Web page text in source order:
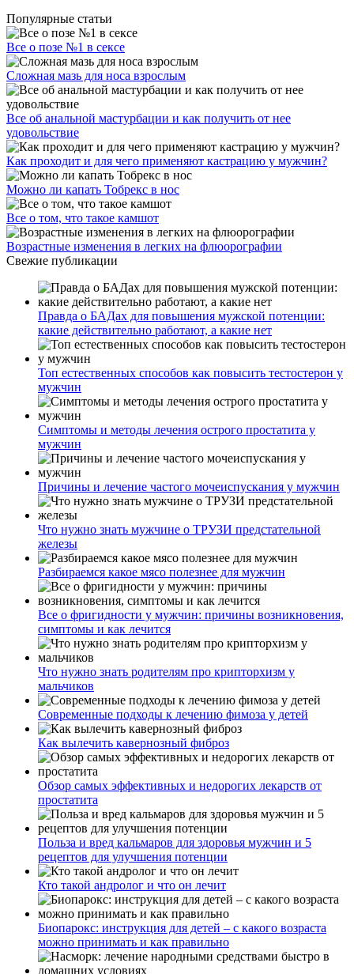
Популярные статьи
Все о позе №1 в сексе
Сложная мазь для носа взрослым
Все об анальной мастурбации и как получить от нее
удовольствие
Как проходит и для чего применяют кастрацию у мужчин?
Можно ли капать Тобрекс в нос
Все о том, что такое камшот
Возрастные изменения в легких на флюорографии
Свежие публикации
Правда о БАДах для повышения мужской потенции:
какие действительно работают, а какие нет
Топ естественных способов как повысить тестостерон у
мужчин
Симптомы и методы лечения острого простатита у
мужчин
Причины и лечение частого мочеиспускания у мужчин
Что нужно знать мужчине о ТРУЗИ предстательной
железы
Разбираемся какое мясо полезнее для мужчин
Все о фригидности у мужчин: причины возникновения,
симптомы и как лечится
Что нужно знать родителям про крипторхизм у
мальчиков
Современные подходы к лечению фимоза у детей
Как вылечить кавернозный фиброз
Обзор самых эффективных и недорогих лекарств от
простатита
Польза и вред кальмаров для здоровья мужчин и 5
рецептов для улучшения потенции
Кто такой андролог и что он лечит
Биопарокс: инструкция для детей – с какого возраста
можно принимать и как правильно